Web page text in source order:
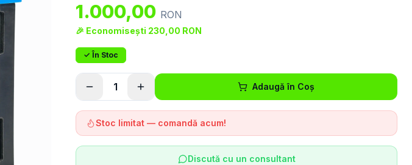
1.000,00 RON
🎉 Economisești 230,00 RON
✓ În Stoc
1 Adaugă în Coș
Stoc limitat — comandă acum!
Discută cu un consultant